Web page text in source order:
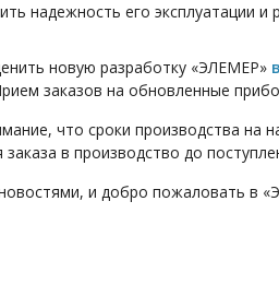
надежность его эксплуатации и
новую разработку «ЭЛЕМЕР»
заказов на обновленные
что сроки производства на
в производство до
и добро пожаловать в